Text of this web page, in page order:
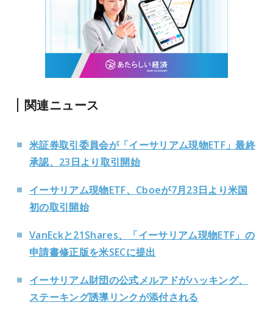
関連ニュース
米証券取引委員会が「イーサリアム現物ETF」最終
承認、23日より取引開始
イーサリアム現物ETF、Cboeが7月23日より米国
初の取引開始
VanEckと21Shares、「イーサリアム現物ETF」の
申請書修正版を米SECに提出
イーサリアム財団の公式メルアドがハッキング、
ステーキング誘導リンクが添付される